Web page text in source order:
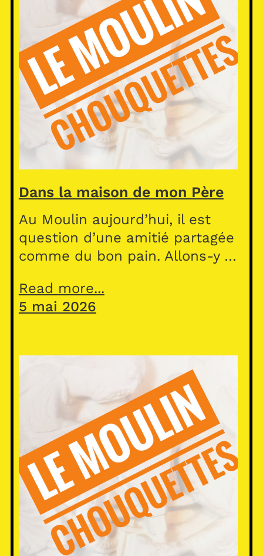
Dans la maison de mon Père
Au Moulin aujourd’hui, il est
question d’une amitié partagée
comme du bon pain. Allons-y …
Read more...
5 mai 2026